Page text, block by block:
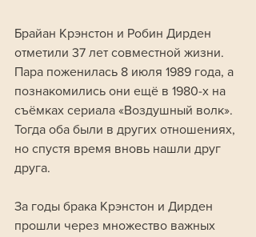
Брайан Крэнстон и Робин Дирден
отметили 37 лет совместной жизни.
Пара поженилась 8 июля 1989 года, а
познакомились они ещё в 1980-х на
съёмках сериала «Воздушный волк».
Тогда оба были в других отношениях,
но спустя время вновь нашли друг
друга.
За годы брака Крэнстон и Дирден
прошли через множество важных